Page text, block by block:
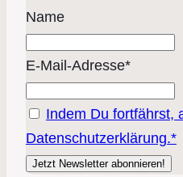
Name
E-Mail-Adresse*
Indem Du fortfährst,
Datenschutzerklärung.*